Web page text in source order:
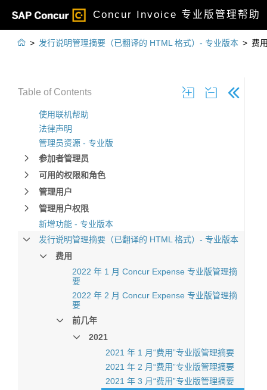
Concur Invoice 专业版管理帮助
Table of Contents
使用联机帮助
法律声明
管理员资源 - 专业版
参加者管理员
可用的权限和角色
管理用户
管理用户权限
新增功能 - 专业版本
发行说明管理摘要（已翻译的 HTML 格式）- 专业版本
费用
2022 年 1 月 Concur Expense 专业版管理摘
要
2022 年 2 月 Concur Expense 专业版管理摘
要
前几年
2021
2021 年 1 月“费用”专业版管理摘要
2021 年 2 月“费用”专业版管理摘要
2021 年 3 月“费用”专业版管理摘要
 > 发行说明管理摘要（已翻译的 HTML 格式）- 专业版本 > 费用